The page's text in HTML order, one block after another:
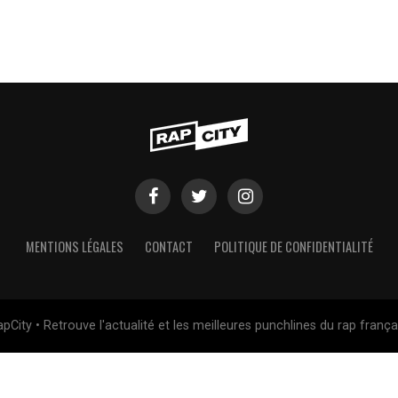
MENTIONS LÉGALES CONTACT POLITIQUE DE CONFIDENTIALITÉ
• Retrouve l'actualité et les meilleures punchlines du rap